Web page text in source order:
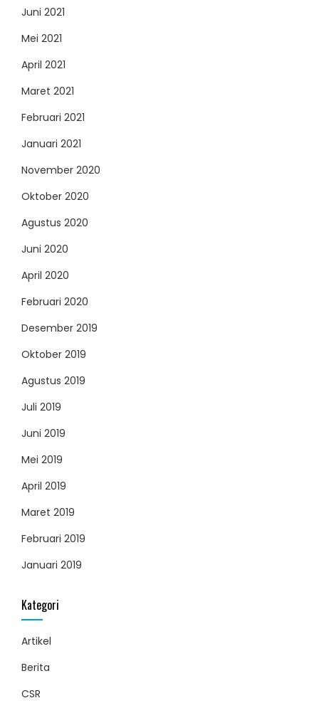
Juni 2021
Mei 2021
April 2021
Maret 2021
Februari 2021
Januari 2021
November 2020
Oktober 2020
Agustus 2020
Juni 2020
April 2020
Februari 2020
Desember 2019
Oktober 2019
Agustus 2019
Juli 2019
Juni 2019
Mei 2019
April 2019
Maret 2019
Februari 2019
Januari 2019
Kategori
Artikel
Berita
CSR